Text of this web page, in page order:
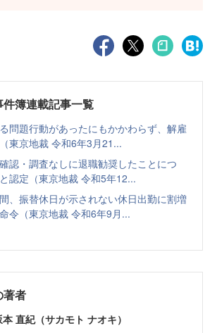
件簿連載記事一覧
問題行動があったにもかかわらず、解雇
東京地裁 令和6年3月21...
認・調査なしに退職勧奨したことにつ
認定（東京地裁 令和5年12...
、振替休日が示されない休日出勤に割増
令（東京地裁 令和6年9月...
著者
本 直紀（サカモト ナオキ）